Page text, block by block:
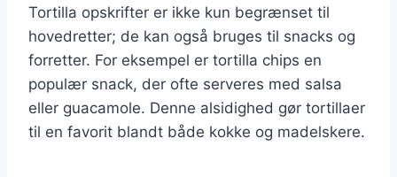
Tortilla opskrifter er ikke kun begrænset til
hovedretter; de kan også bruges til snacks og
forretter. For eksempel er tortilla chips en
populær snack, der ofte serveres med salsa
eller guacamole. Denne alsidighed gør tortillaer
til en favorit blandt både kokke og madelskere.